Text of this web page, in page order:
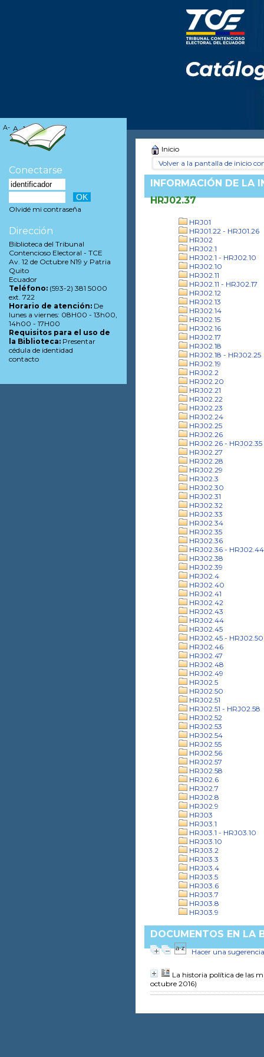
Inicio
Volver a la pantalla de inicio
INFORMACIÓN DE LA
HRJ02.37
HRJ01
HRJ01.22 - HRJ01.26
HRJ02
HRJ02.1
HRJ02.1 - HRJ02.10
HRJ02.10
HRJ02.11
HRJ02.11 - HRJ02.17
HRJ02.12
HRJ02.13
HRJ02.14
HRJ02.15
HRJ02.16
HRJ02.17
HRJ02.18
HRJ02.18 - HRJ02.25
HRJ02.19
HRJ02.2
HRJ02.20
HRJ02.21
HRJ02.22
HRJ02.23
HRJ02.24
HRJ02.25
HRJ02.26
HRJ02.26 - HRJ02.35
HRJ02.27
HRJ02.28
HRJ02.29
HRJ02.3
HRJ02.30
HRJ02.31
HRJ02.32
HRJ02.33
HRJ02.34
HRJ02.35
HRJ02.36
HRJ02.36 - HRJ02.44
HRJ02.38
HRJ02.39
HRJ02.4
HRJ02.40
HRJ02.41
HRJ02.42
HRJ02.43
HRJ02.44
HRJ02.45
HRJ02.45 - HRJ02.50
HRJ02.46
HRJ02.47
HRJ02.48
HRJ02.49
HRJ02.5
HRJ02.50
HRJ02.51
HRJ02.51 - HRJ02.58
HRJ02.52
HRJ02.53
HRJ02.54
HRJ02.55
HRJ02.56
HRJ02.57
HRJ02.58
HRJ02.6
HRJ02.7
HRJ02.8
HRJ02.9
HRJ03
HRJ03.1
HRJ03.1 - HRJ03.10
HRJ03.10
HRJ03.2
HRJ03.3
HRJ03.4
HRJ03.5
HRJ03.6
HRJ03.7
HRJ03.8
HRJ03.9
DOCUMENTOS EN LA
Hacer una sugerencia
La historia política de las
octubre 2016)
A- A A+
Conectarse
Olvidé mi contraseña
Dirección
Biblioteca del Tribunal
Contencioso Electoral - TCE
Av. 12 de Octubre N19 y Patria
Quito
Ecuador
Teléfono: (593-2) 381 5000
ext. 722
Horario de atención: De
lunes a viernes: 08H00 - 13h00,
14h00 - 17H00
Requisitos para el uso de
la Biblioteca: Presentar
cédula de identidad
contacto